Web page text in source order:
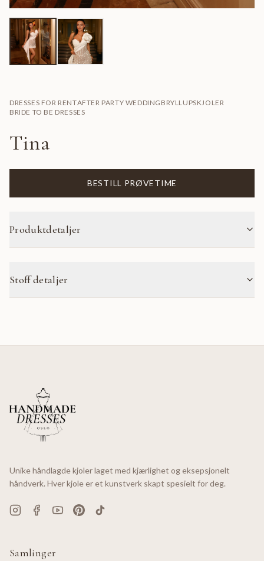
DRESSES FOR RENTAFTER PARTY WEDDING BRYLLUPSKJOLER
BRIDE TO BE DRESSES
Tina
BESTILL PRØVETIME
Produktdetaljer
Stoff detaljer
Unike håndlagde kjoler laget med kjærlighet og eksepsjonelt
håndverk. Hver kjole er et kunstverk skapt spesielt for deg.
Samlinger